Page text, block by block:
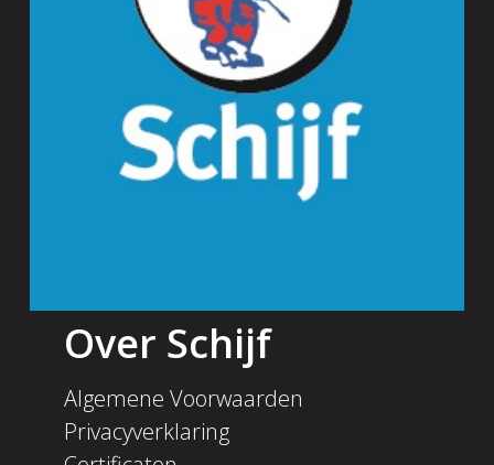
Over Schijf
Algemene Voorwaarden
Privacyverklaring